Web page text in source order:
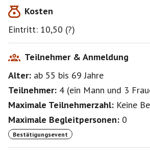
Kosten
Eintritt: 10,50 (?)
Teilnehmer & Anmeldung
Alter: ab 55 bis 69Jahre
Teilnehmer: 4 (ein Mann und 3
Maximale Teilnehmerzahl: Keine
Maximale Begleitpersonen: 0
Bestätigungsevent